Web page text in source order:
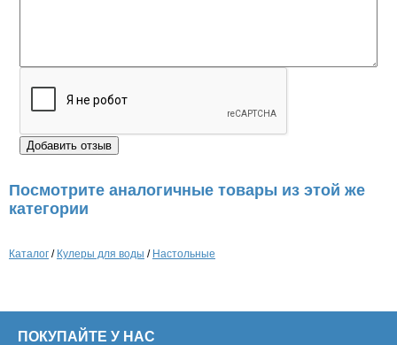
Посмотрите аналогичные товары из этой же
категории
Каталог / Кулеры для воды / Настольные
ПОКУПАЙТЕ У НАС